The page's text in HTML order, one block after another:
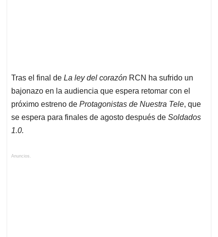
Tras el final de La ley del corazón RCN ha sufrido un
bajonazo en la audiencia que espera retomar con el
próximo estreno de Protagonistas de Nuestra Tele, que
se espera para finales de agosto después de Soldados
1.0.
Anuncios.